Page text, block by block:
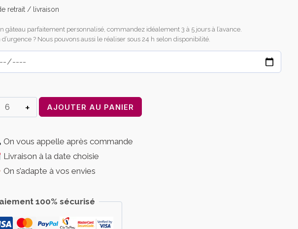
retrait / livraison
gâteau parfaitement personnalisé, commandez idéalement 3 à 5 jours à l’avance.
d’urgence ? Nous pouvons aussi le réaliser sous 24 h selon disponibilité.
quantité
AJOUTER AU PANIER
On vous appelle après commande
Livraison à la date choisie
On s’adapte à vos envies
100% sécurisé